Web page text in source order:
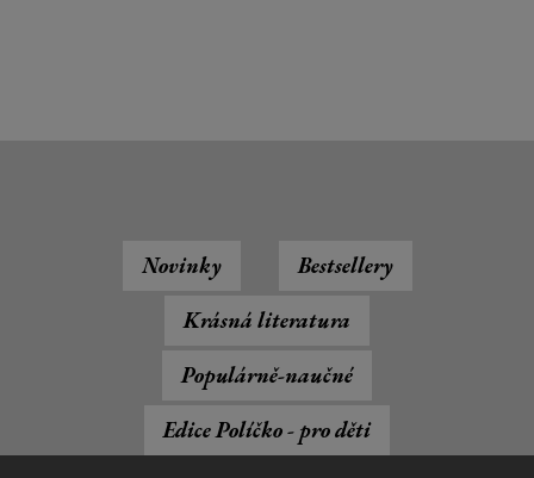
Novinky
Bestsellery
Krásná literatura
Populárně-naučné
Edice Políčko - pro děti